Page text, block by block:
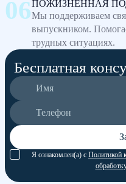
ПОЖИЗНЕННАЯ
Мы поддерживаем
выпускником.
трудных ситуациях.
Бесплатная
Я ознакомлен(а) с Политикой